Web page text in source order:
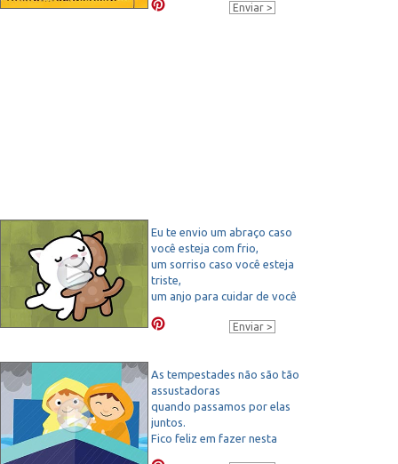
Enviar
Eu te envio um abraço caso
você esteja com frio,
um sorriso caso você esteja
triste,
um anjo para cuidar de você
esquecer.
Enviar
As tempestades não são tão
assustadoras
quando passamos por elas
juntos.
Fico feliz em fazer nesta